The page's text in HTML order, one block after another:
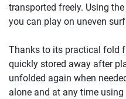
transported freely. Using
you can play on uneven
Thanks to its practical fold
quickly stored away after
unfolded again when
alone and at any time